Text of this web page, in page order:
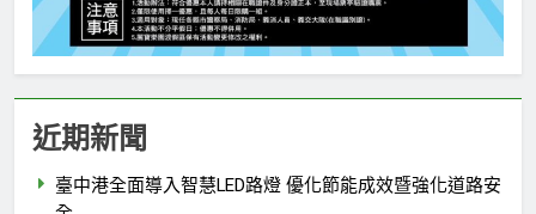
近期新聞
臺中港全面導入智慧LED路燈 優化節能成效暨強化道路安